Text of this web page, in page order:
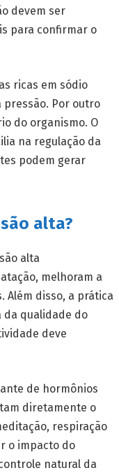
devem ser
para confirmar o
ricas em sódio
pressão. Por outro
do organismo. O
na regulação da
podem gerar
alta?
alta
melhoram a
Além disso, a prática
da qualidade do
deve
de hormônios
diretamente o
respiração
o impacto do
natural da